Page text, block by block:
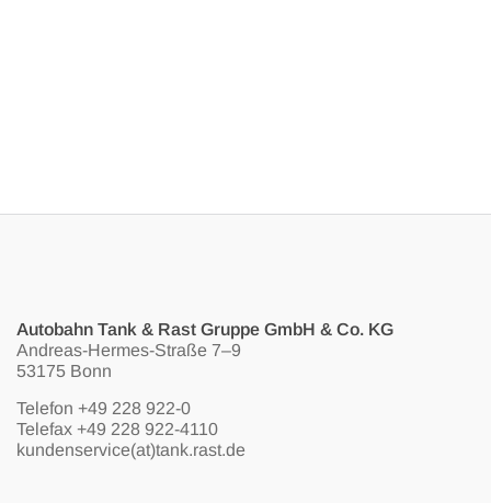
Autobahn Tank & Rast Gruppe GmbH & Co. KG
Andreas-Hermes-Straße 7–9
53175 Bonn
Telefon +49 228 922-0
Telefax +49 228 922-4110
kundenservice(at)tank.rast.de